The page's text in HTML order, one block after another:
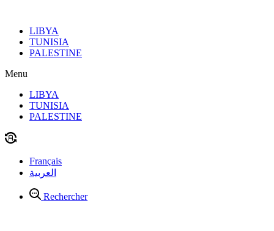
contenuLIBYA
TUNISIA
PALESTINE
Menu
LIBYA
TUNISIA
PALESTINE
Français
العربية
Rechercher